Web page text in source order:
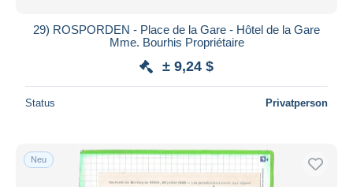
29) ROSPORDEN - Place de la Gare - Hôtel de la Gare
Mme. Bourhis Propriétaire
± 9,24 $
Status Privatperson
Neu